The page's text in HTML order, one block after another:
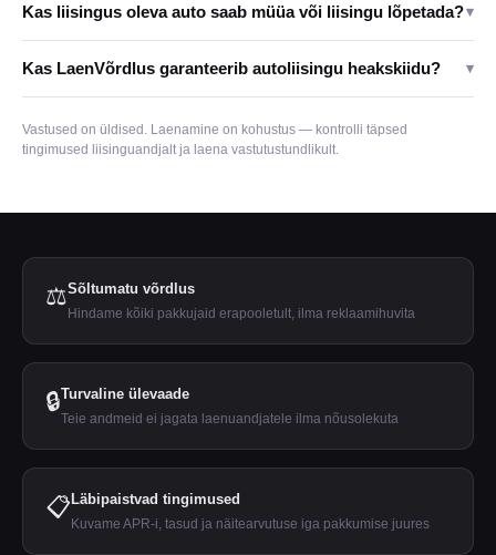
Kas liisingus oleva auto saab müüa või liisingu lõpetada?▾
Kas LaenVõrdlus garanteerib autoliisingu heakskiidu? ▾
Vastused on üldised. Laenamine on kohustus — kontrolli täpsed
tingimused liisinguandjalt ja laena vastutustundlikult.
⚖️Sõltumatu võrdlus
Hindame kõiki pakkujaid erapooletult, ilma reklaamihuvita
🔒Turvaline ülevaade
Teie andmeid ei jagata laenuandjatele ilma nõusolekuta
📋Läbipaistvad tingimused
Kuvame APR-i, tasud ja näitearvutuse iga pakkumise juures